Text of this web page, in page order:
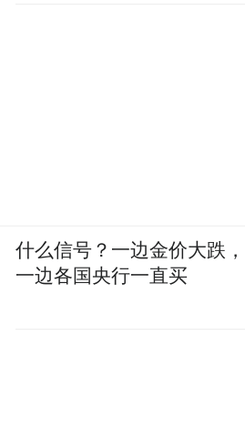
什么信号？一边金价大跌，
一边各国央行一直买